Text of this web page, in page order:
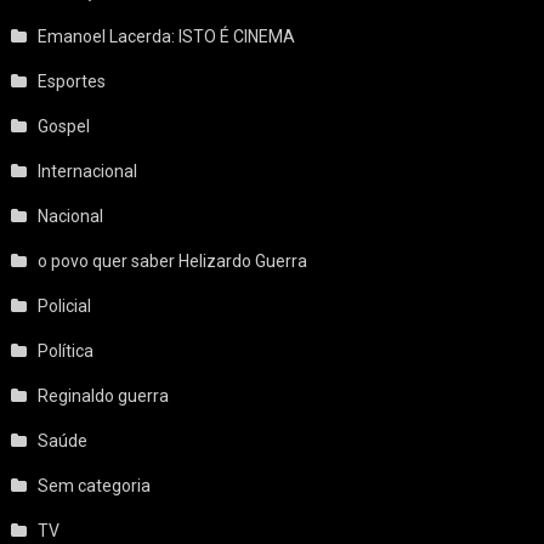
Emanoel Lacerda: ISTO É CINEMA
Esportes
Gospel
Internacional
Nacional
o povo quer saber Helizardo Guerra
Policial
Política
Reginaldo guerra
Saúde
Sem categoria
TV